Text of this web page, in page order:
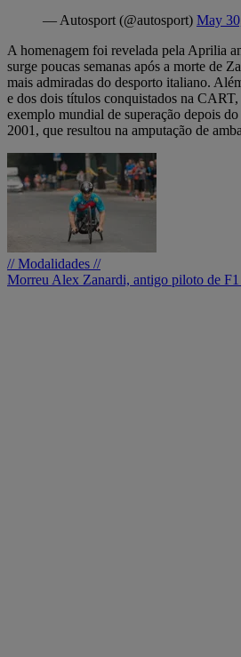
— Autosport (@autosport) May
A homenagem foi revelada pela Aprilia
surge poucas semanas após a morte de
mais admiradas do desporto italiano.
e dos dois títulos conquistados na
exemplo mundial de superação depois
2001, que resultou na amputação de
// Modalidades //
Morreu Alex Zanardi, antigo piloto de